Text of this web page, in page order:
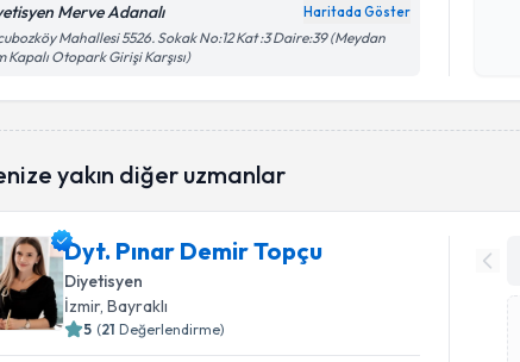
Merve Adanalı Haritada Göster
Mahallesi 5526. Sokak No:12 Kat :3 Daire:39 (Meydan
Kapalı Otopark Girişi Karşısı)
yakın diğer uzmanlar
Dyt. Pınar Demir Topçu
Diyetisyen
İzmir, Bayraklı
5 (21 Değerlendirme)